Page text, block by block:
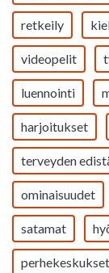
retkeily
videopelit
luennointi
harjoitukset
terveyden
ominaisuudet
satamat
perhekeskukset